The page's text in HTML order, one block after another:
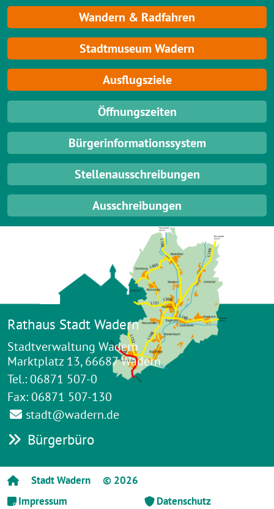
Wandern & Radfahren
Stadtmuseum Wadern
Ausflugsziele
Öffnungszeiten
Bürgerinformationssystem
Stellenausschreibungen
Ausschreibungen
Rathaus Stadt Wadern
Stadtverwaltung Wadern
Marktplatz 13, 66687 Wadern
Tel.: 06871 507-0
Fax: 06871 507-130
stadt@wadern.de
Bürgerbüro
Stadt Wadern
© 2026
Impressum
Datenschutz